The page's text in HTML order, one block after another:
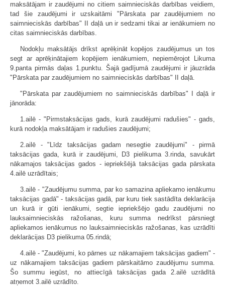
maksātājam ir zaudējumi no citiem saimnieciskās darbības veidiem,
tad šie zaudējumi ir uzskaitāmi "Pārskata par zaudējumiem no
saimnieciskās darbības" II daļā un ir sedzami tikai ar ienākumiem no
citas saimnieciskās darbības.
Nodokļu maksātājs drīkst aprēķināt kopējos zaudējumus un tos
segt ar aprēķinātajiem kopējiem ienākumiem, nepiemērojot Likuma
9.panta pirmās daļas 1.punktu. Šajā gadījumā zaudējumi ir jāuzrāda
"Pārskata par zaudējumiem no saimnieciskās darbības" II daļā.
"Pārskata par zaudējumiem no saimnieciskās darbības" I daļā ir
jānorāda:
1.ailē - "Pirmstaksācijas gads, kurā zaudējumi radušies" - gads,
kurā nodokļa maksātājam ir radušies zaudējumi;
2.ailē - "Līdz taksācijas gadam nesegtie zaudējumi" - pirmā
taksācijas gada, kurā ir zaudējumi, D3 pielikuma 3.rinda, savukārt
nākamajos taksācijas gados - iepriekšējā taksācijas gada pārskata
4.ailē uzrādītais;
3.ailē - "Zaudējumu summa, par ko samazina apliekamo ienākumu
taksācijas gadā" - taksācijas gadā, par kuru tiek sastādīta deklarācija
un kurā ir gūti ienākumi, segtie iepriekšējo gadu zaudējumi no
lauksaimnieciskās ražošanas, kuru summa nedrīkst pārsniegt
apliekamos ienākumus no lauksaimnieciskās ražošanas, kas uzrādīti
deklarācijas D3 pielikuma 05.rindā;
4.ailē - "Zaudējumi, ko pārnes uz nākamajiem taksācijas gadiem" -
uz nākamajiem taksācijas gadiem pārskaitāmo zaudējumu summa.
Šo summu iegūst, no attiecīgā taksācijas gada 2.ailē uzrādītā
atņemot 3.ailē uzrādīto.